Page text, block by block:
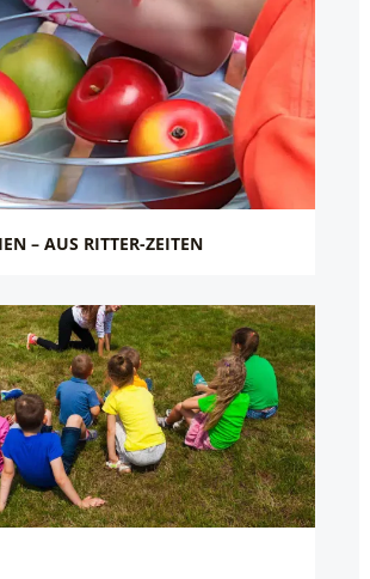
– AUS RITTER-ZEITEN